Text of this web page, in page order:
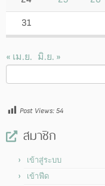
31
« เม.ย. มิ.ย. »
สำหรับ:
Post Views: 54
สมาชิก
เข้าสู่ระบบ
เข้าฟีด